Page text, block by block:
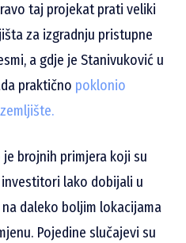
taj projekat prati veliki
za izgradnju pristupne
a gdje je Stanivuković u
praktično poklonio
brojnih primjera koji su
lako dobijali u
daleko boljim lokacijama
Pojedine slučajevi su